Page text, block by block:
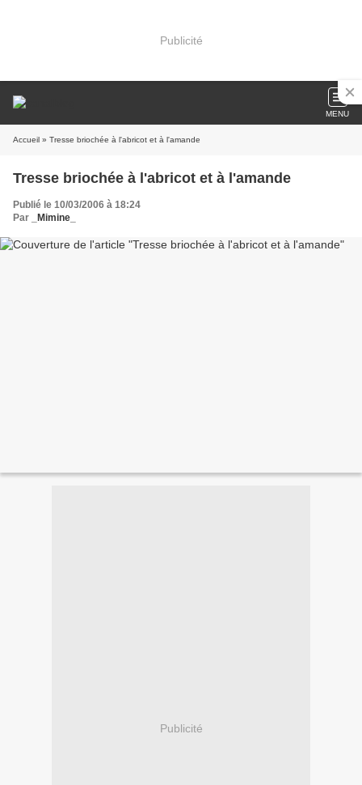
Publicité
MENU
Accueil » Tresse briochée à l'abricot et à l'amande
Tresse briochée à l'abricot et à l'amande
Publié le 10/03/2006 à 18:24
Par
_Mimine_
Publicité